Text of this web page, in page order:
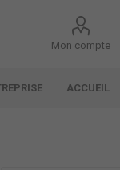
Mon compte
ACCUEIL